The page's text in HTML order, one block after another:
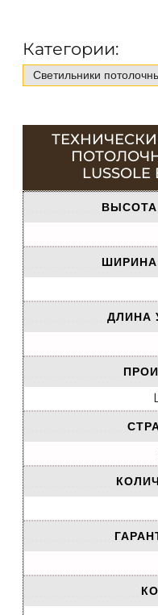
Категории:
Светильники
LUSSOLE
ДЛИНА